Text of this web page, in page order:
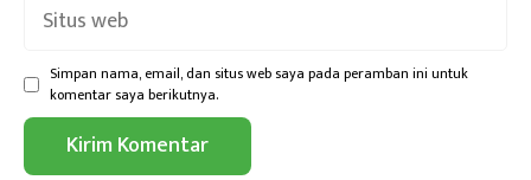
web
Simpan nama, email, dan situs web saya pada peramban ini untuk
komentar saya berikutnya.